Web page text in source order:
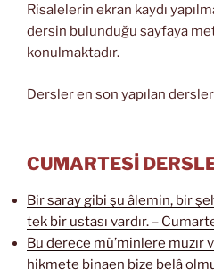
Risalelerin ekran kaydı
dersin bulunduğu sayfaya
konulmaktadır.
Dersler en son yapılan
CUMARTESİ
Bir saray gibi şu âlemin, bir
tek bir ustası vardır. –
Bu derece mü’minlere muzır
hikmete binaen bize belâ